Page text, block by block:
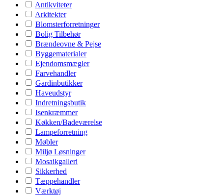
Antikviteter
Arkitekter
Blomsterforretninger
Bolig Tilbehør
Brændeovne & Pejse
Byggematerialer
Ejendomsmægler
Farvehandler
Gardinbutikker
Haveudstyr
Indretningsbutik
Isenkræmmer
Køkken/Badeværelse
Lampeforretning
Møbler
Miljø Løsninger
Mosaikgalleri
Sikkerhed
Tæppehandler
Værktøj